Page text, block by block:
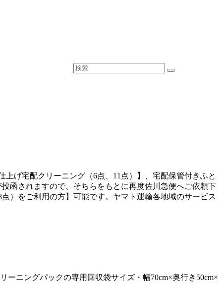
げ宅配クリーニング（6点、11点）】、宅配保管付きふと
函されますので、そちらをもとに再度佐川急便へご依頼下
）をご利用の方】可能です。ヤマト運輸各地域のサービス
ニングパックの専用回収袋サイズ・幅70cm×奥行き50cm×